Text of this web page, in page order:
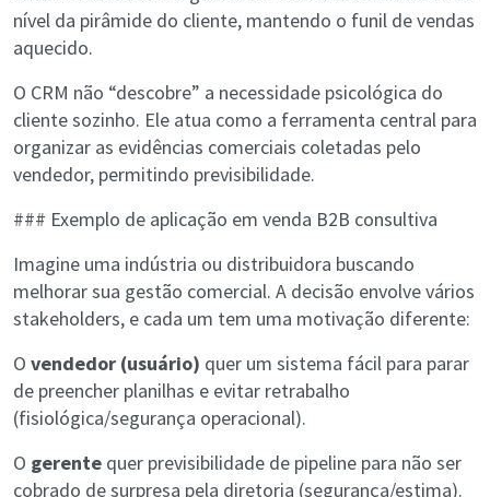
nível da pirâmide do cliente, mantendo o funil de vendas
aquecido.
O CRM não “descobre” a necessidade psicológica do
cliente sozinho. Ele atua como a ferramenta central para
organizar as evidências comerciais coletadas pelo
vendedor, permitindo previsibilidade.
### Exemplo de aplicação em venda B2B consultiva
Imagine uma indústria ou distribuidora buscando
melhorar sua gestão comercial. A decisão envolve vários
stakeholders, e cada um tem uma motivação diferente:
O vendedor (usuário) quer um sistema fácil para parar
de preencher planilhas e evitar retrabalho
(fisiológica/segurança operacional).
O gerente quer previsibilidade de pipeline para não ser
cobrado de surpresa pela diretoria (segurança/estima).